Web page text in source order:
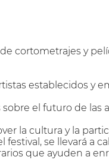
cortometrajes y
establecidos y
sobre el futuro de
la cultura y la
se llevará a
que ayuden a